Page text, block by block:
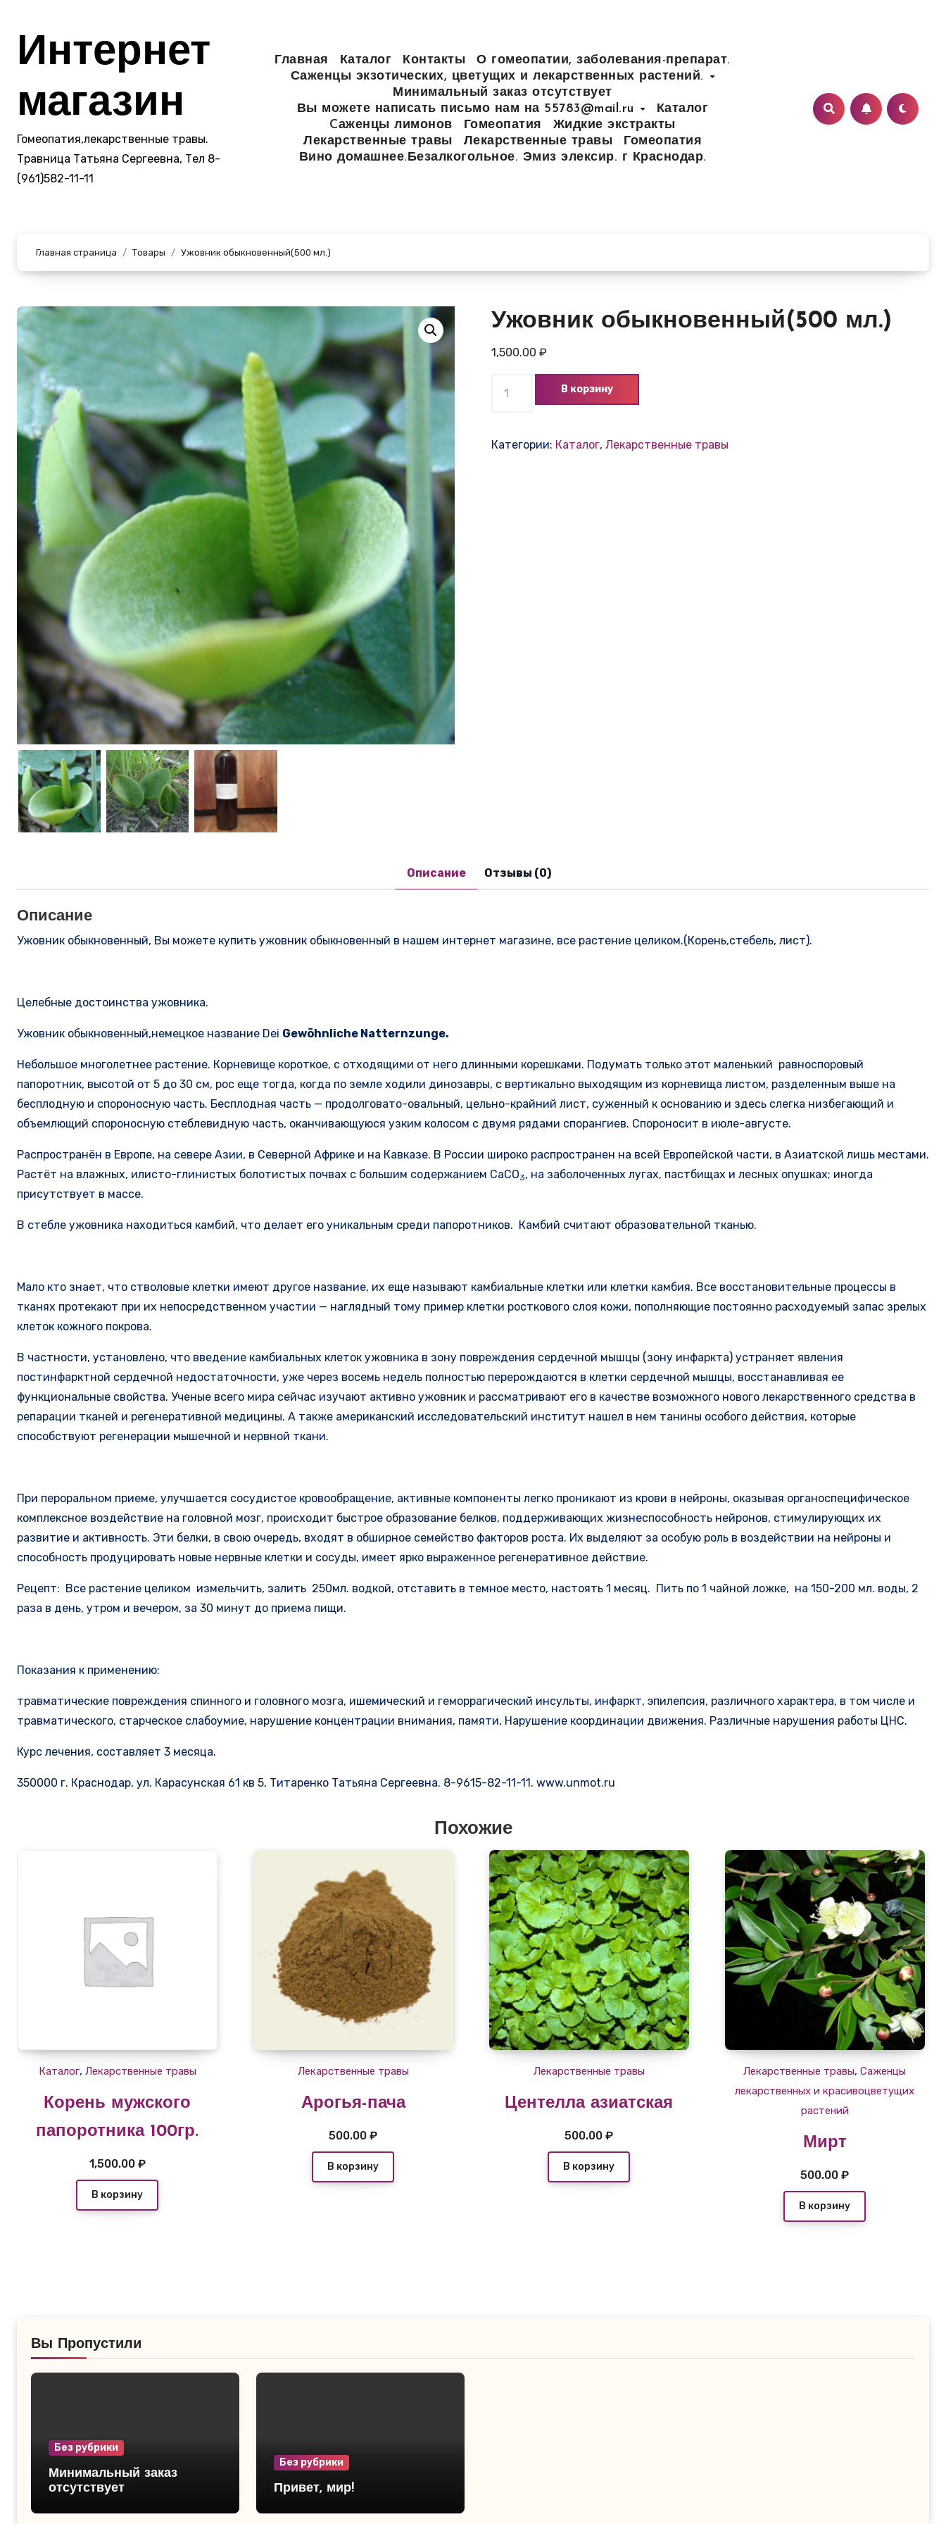
содержанию
Интернет
магазин
Гомеопатия,лекарственные травы.
Травница Татьяна Сергеевна, Тел 8-
(961)582-11-11
Главная Каталог Контакты
О гомеопатии, заболевания-препарат.
Саженцы экзотических, цветущих и лекарственных растений.
Минимальный заказ отсутствует
Вы можете написать письмо нам на 55783@mail.ru
Каталог
Cаженцы лимонов
Гомеопатия
Жидкие экстракты
Лекарственные травы
Лекарственные травы
Гомеопатия
Вино домашнее.Безалкогольное. Эмиз элексир. г Краснодар.
Главная страница Товары Ужовник обыкновенный(500 мл.)
Ужовник обыкновенный(500 мл.)
1,500.00 ₽
обыкновенный(500
В корзину
Категории: Каталог, Лекарственные травы
Описание Отзывы (0)
Описание
Ужовник обыкновенный, Вы можете купить ужовник обыкновенный в нашем интернет магазине, все растение целиком.(Корень,стебель, лист).
Целебные достоинства ужовника.
Ужовник обыкновенный,немецкое название Dei Gewöhnliche Natternzunge.
Небольшое многолетнее растение. Корневище короткое, с отходящими от него длинными корешками. Подумать только этот маленький равноспоровый
папоротник, высотой от 5 до 30 см, рос еще тогда, когда по земле ходили динозавры, с вертикально выходящим из корневища листом, разделенным выше на
бесплодную и спороносную часть. Бесплодная часть — продолговато-овальный, цельно-крайний лист, суженный к основанию и здесь слегка низбегающий и
объемлющий спороносную стеблевидную часть, оканчивающуюся узким колосом с двумя рядами спорангиев. Спороносит в июле-августе.
Распространён в Европе, на севере Азии, в Северной Африке и на Кавказе. В России широко распространен на всей Европейской части, в Азиатской лишь местами.
Растёт на влажных, илисто-глинистых болотистых почвах с большим содержанием СаСО3, на заболоченных лугах, пастбищах и лесных опушках; иногда
присутствует в массе.
В стебле ужовника находиться камбий, что делает его уникальным среди папоротников. Камбий считают образовательной тканью.
Мало кто знает, что стволовые клетки имеют другое название, их еще называют камбиальные клетки или клетки камбия. Все восстановительные процессы в
тканях протекают при их непосредственном участии — наглядный тому пример клетки росткового слоя кожи, пополняющие постоянно расходуемый запас зрелых
клеток кожного покрова.
В частности, установлено, что введение камбиальных клеток ужовника в зону повреждения сердечной мышцы (зону инфаркта) устраняет явления
постинфарктной сердечной недостаточности, уже через восемь недель полностью перерождаются в клетки сердечной мышцы, восстанавливая ее
функциональные свойства. Ученые всего мира сейчас изучают активно ужовник и рассматривают его в качестве возможного нового лекарственного средства в
репарации тканей и регенеративной медицины. А также американский исследовательский институт нашел в нем танины особого действия, которые
способствуют регенерации мышечной и нервной ткани.
При пероральном приеме, улучшается сосудистое кровообращение, активные компоненты легко проникают из крови в нейроны, оказывая органоспецифическое
комплексное воздействие на головной мозг, происходит быстрое образование белков, поддерживающих жизнеспособность нейронов, стимулирующих их
развитие и активность. Эти белки, в свою очередь, входят в обширное семейство факторов роста. Их выделяют за особую роль в воздействии на нейроны и
способность продуцировать новые нервные клетки и сосуды, имеет ярко выраженное регенеративное действие.
Рецепт: Все растение целиком измельчить, залить 250мл. водкой, отставить в темное место, настоять 1 месяц. Пить по 1 чайной ложке, на 150-200 мл. воды, 2
раза в день, утром и вечером, за 30 минут до приема пищи.
Показания к применению:
травматические повреждения спинного и головного мозга, ишемический и геморрагический инсульты, инфаркт, эпилепсия, различного характера, в том числе и
травматического, старческое слабоумие, нарушение концентрации внимания, памяти, Нарушение координации движения. Различные нарушения работы ЦНС.
Курс лечения, составляет 3 месяца.
350000 г. Краснодар, ул. Карасунская 61 кв 5, Титаренко Татьяна Сергеевна. 8-9615-82-11-11. www.unmot.ru
Похожие
Каталог, Лекарственные травы
Корень мужского
папоротника 100гр.
1,500.00 ₽
В корзину
Лекарственные травы
Арогья-пача
500.00₽
В корзину
Лекарственные травы
Центелла азиатская
500.00₽
В корзину
Лекарственные травы,Саженцы
лекарственных и красивоцветущих
растений
Мирт
500.00₽
В корзину
Вы Пропустили
Без рубрики
Минимальный заказ
отсутствует
Без рубрики
Привет, мир!